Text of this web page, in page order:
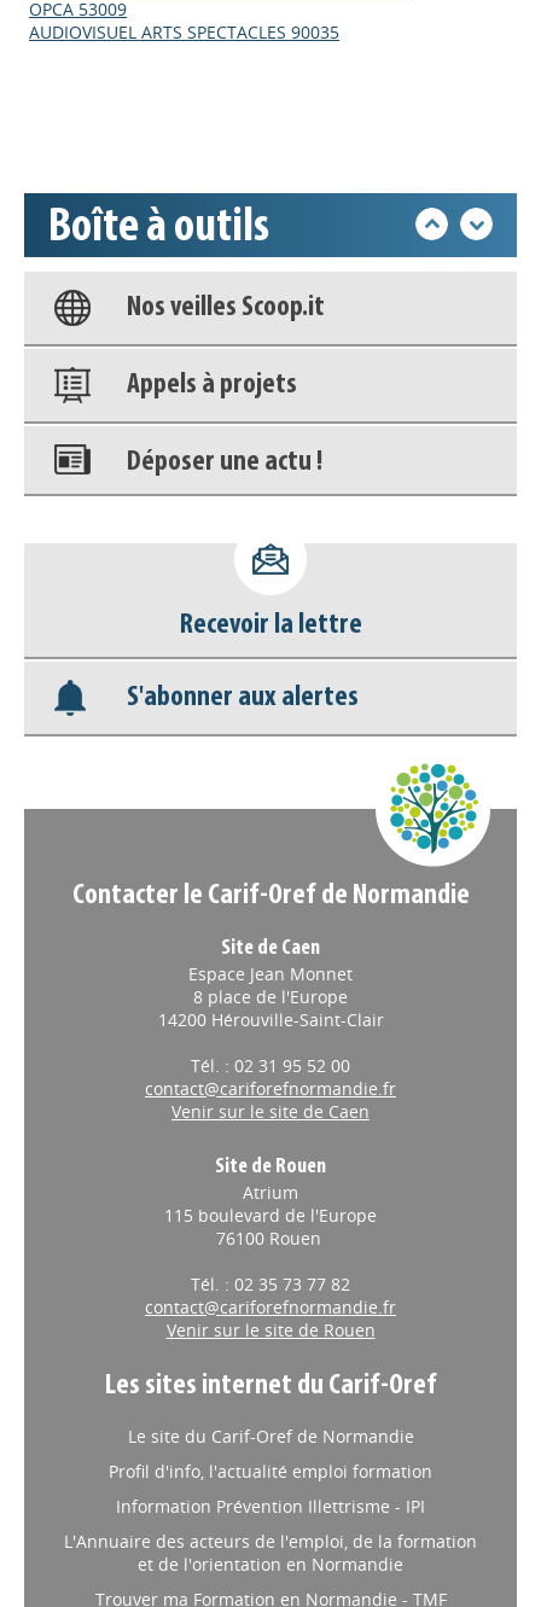
OPCA 53009
AUDIOVISUEL ARTS SPECTACLES 90035
Boîte à outils
Base documentaire
Nos veilles Scoop.it
Appels à projets
Déposer une actu !
déconnecter)
Base documentaire
Nos veilles Scoop.it
Recevoir la lettre
S'abonner aux alertes
Contacter le Carif-Oref de Normandie
Site de Caen
Espace Jean Monnet
8 place de l'Europe
14200 Hérouville-Saint-Clair
Tél. : 02 31 95 52 00
contact@cariforefnormandie.fr
Venir sur le site de Caen
Site de Rouen
Atrium
115 boulevard de l'Europe
76100 Rouen
Tél. : 02 35 73 77 82
contact@cariforefnormandie.fr
Venir sur le site de Rouen
Les sites internet du Carif-Oref
Le site du Carif-Oref de Normandie
Profil d'info, l'actualité emploi formation
Information Prévention Illettrisme - IPI
L'Annuaire des acteurs de l'emploi, de la formation
et de l'orientation en Normandie
Trouver ma Formation en Normandie - TMF